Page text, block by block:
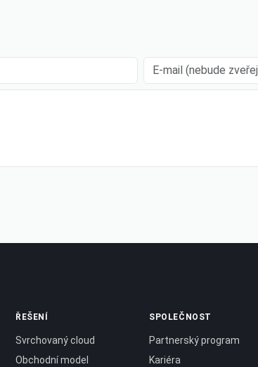
E-mail (nebude zveřejněn)
ŘEŠENÍ
Svrchovaný cloud
Obchodní model
SPOLEČNOST
Partnerský program
Kariéra